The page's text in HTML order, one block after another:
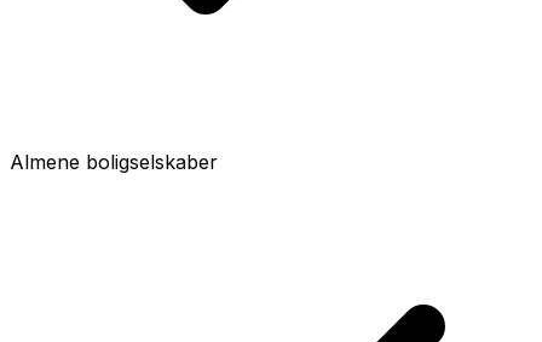
Almene boligselskaber